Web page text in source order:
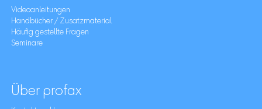
Videoanleitungen
Handbücher / Zusatzmaterial
Häufig gestellte Fragen
Seminare
Über profax